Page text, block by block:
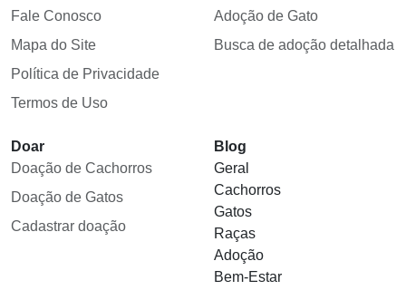
Fale Conosco
Mapa do Site
Política de Privacidade
Termos de Uso
Adoção de Gato
Busca de adoção detalhada
Doar
Doação de Cachorros
Doação de Gatos
Cadastrar doação
Blog
Geral
Cachorros
Gatos
Raças
Adoção
Bem-Estar